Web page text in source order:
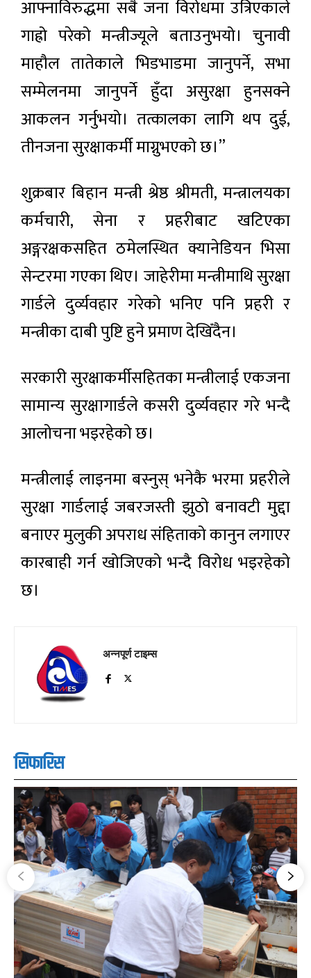
आफ्नाविरुद्धमा सबै जना विरोधमा उत्रिएकाले
गाह्रो परेको मन्त्रीज्यूले बताउनुभयो। चुनावी
माहौल तातेकाले भिडभाडमा जानुपर्ने, सभा
सम्मेलनमा जानुपर्ने हुँदा असुरक्षा हुनसक्ने
आकलन गर्नुभयो। तत्कालका लागि थप दुई,
तीनजना सुरक्षाकर्मी माग्नुभएको छ।’’
शुक्रबार बिहान मन्त्री श्रेष्ठ श्रीमती, मन्त्रालयका
कर्मचारी, सेना र प्रहरीबाट खटिएका
अङ्गरक्षकसहित ठमेलस्थित क्यानेडियन भिसा
सेन्टरमा गएका थिए। जाहेरीमा मन्त्रीमाथि सुरक्षा
गार्डले दुर्व्यवहार गरेको भनिए पनि प्रहरी र
मन्त्रीका दाबी पुष्टि हुने प्रमाण देखिँदैन।
सरकारी सुरक्षाकर्मीसहितका मन्त्रीलाई एकजना
सामान्य सुरक्षागार्डले कसरी दुर्व्यवहार गरे भन्दै
आलोचना भइरहेको छ।
मन्त्रीलाई लाइनमा बस्नुस् भनेकै भरमा प्रहरीले
सुरक्षा गार्डलाई जबरजस्ती झुठो बनावटी मुद्दा
बनाएर मुलुकी अपराध संहिताको कानुन लगाएर
कारबाही गर्न खोजिएको भन्दै विरोध भइरहेको
छ।
अन्नपूर्ण टाइम्स
सिफारिस